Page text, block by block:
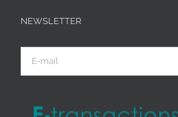
NEWSLETTER